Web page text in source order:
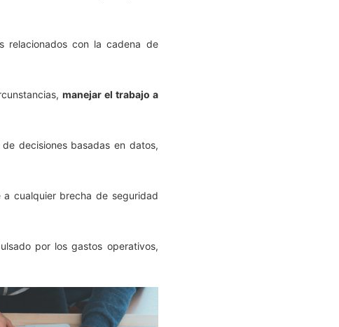
relacionados con la cadena de
manejar el trabajo a
decisiones basadas en datos,
cualquier brecha de seguridad
por los gastos operativos,